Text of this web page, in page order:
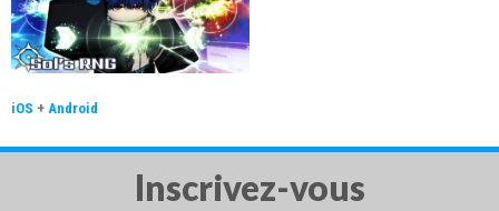
iOS + Android
Inscrivez-vous